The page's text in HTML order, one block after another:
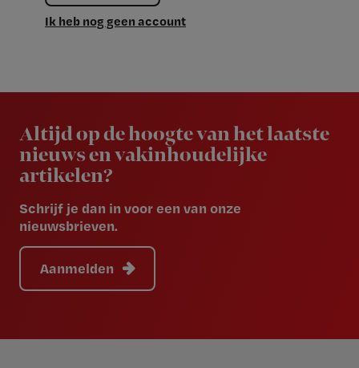
Ik heb nog geen account
Altijd op de hoogte van het laatste
nieuws en vakinhoudelijke
artikelen?
Schrijf je dan in voor een van onze
nieuwsbrieven.
Aanmelden